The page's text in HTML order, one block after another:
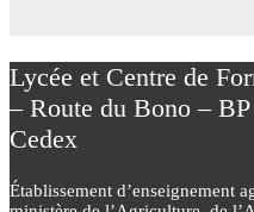
Lycée et Centre de
– Route du Bono –
Cedex
Établissement d’enseignement